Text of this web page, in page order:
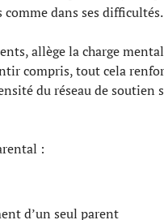
comme dans ses difficultés.
allège la charge
compris, tout cela
du réseau de soutien
:
d’un seul parent